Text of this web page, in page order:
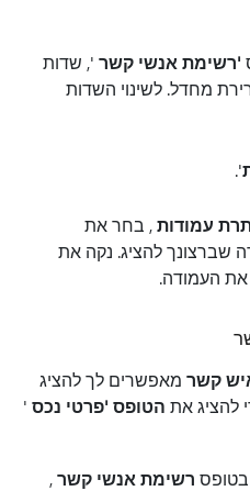
'רשימת אנשי קשר ', שדות
מחדל. לשינוי השדות
'.
עמודות, בחר את
שברצונך להציג. נקה את
את העמודה.
קשר מאפשרים לך להציג
להציג את הטופס 'פרטי נכס '
בטופס רשימת אנשי קשר,